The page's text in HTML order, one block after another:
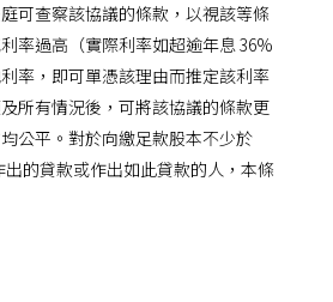
可查察該協議的條款，以視該等條
率過高（實際利率如超逾年息 36%
率，即可單憑該理由而推定該利率
所有情況後，可將該協議的條款更
公平。對於向繳足款股本不少於
出的貸款或作出如此貸款的人，本條